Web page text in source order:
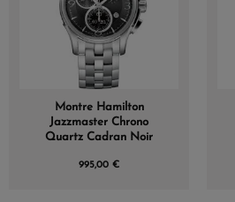
Montre Hamilton
Jazzmaster Chrono
Quartz Cadran Noir
995,00 €